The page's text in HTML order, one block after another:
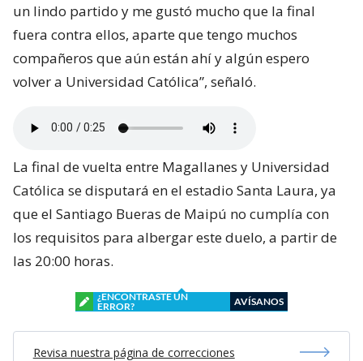
un lindo partido y me gustó mucho que la final
fuera contra ellos, aparte que tengo muchos
compañeros que aún están ahí y algún espero
volver a Universidad Católica”, señaló.
La final de vuelta entre Magallanes y Universidad
Católica se disputará en el estadio Santa Laura, ya
que el Santiago Bueras de Maipú no cumplía con
los requisitos para albergar este duelo, a partir de
las 20:00 horas.
¿ENCONTRASTE UN
ERROR?
AVÍSANOS
Revisa nuestra página de correcciones